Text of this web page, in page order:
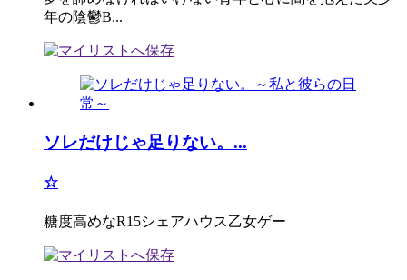
年の陰鬱B...
ソレだけじゃ足りない。...
☆
糖度高めなR15シェアハウス乙女ゲー